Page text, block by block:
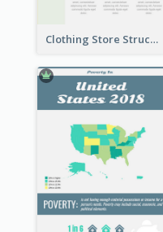
Clothing Store Structure Infographic